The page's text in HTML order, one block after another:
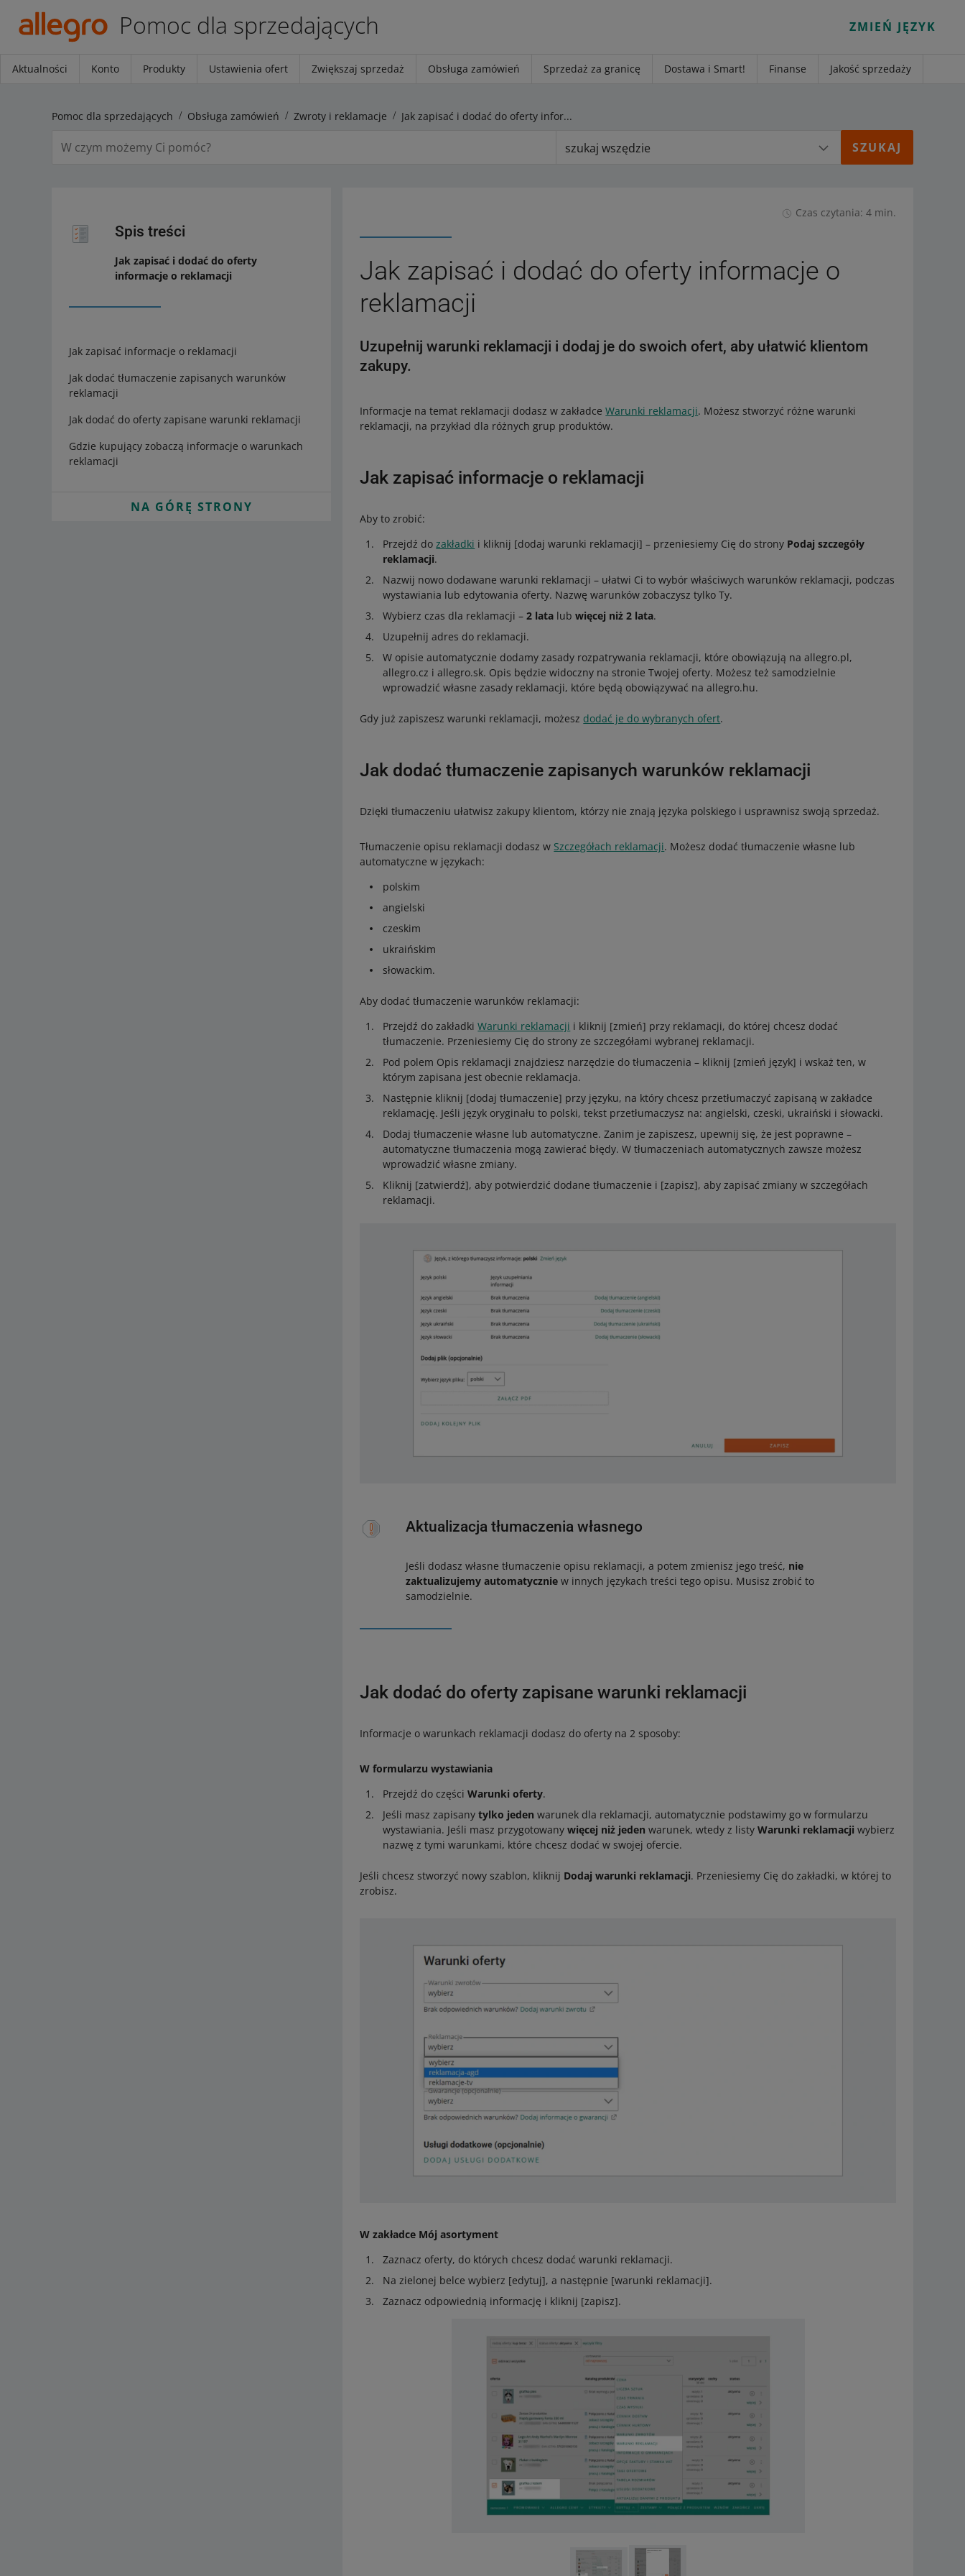
Pomoc dla sprzedających ZMIEŃ JĘZYK
Aktualności Konto Produkty Ustawienia ofert Zwiększaj sprzedaż Obsługa zamówień Sprzedaż za granicę Dostawa i Smart! Finanse Jakość sprzedaży
Pomoc dla sprzedających Obsługa zamówień Zwroty i reklamacje Jak zapisać i dodać do oferty informacje o reklamacji
szukaj wszędzie
Spis treści
Jak zapisać i dodać do oferty
informacje o reklamacji
Jak zapisać informacje o reklamacji
Jak dodać tłumaczenie zapisanych warunków
reklamacji
Jak dodać do oferty zapisane warunki reklamacji
Gdzie kupujący zobaczą informacje o warunkach
reklamacji
NA GÓRĘ STRONY
Czas czytania: 4 min.
Jak zapisać i dodać do oferty informacje o
reklamacji
Uzupełnij warunki reklamacji i dodaj je do swoich ofert, aby ułatwić klientom
zakupy.
Informacje na temat reklamacji dodasz w zakładceWarunki reklamacji. Możesz stworzyć różne warunki
reklamacji, na przykład dla różnych grup produktów.
Jak zapisać informacje o reklamacji
Aby to zrobić:
Przejdź dozakładki i kliknij [dodaj warunki reklamacji] – przeniesiemy Cię do strony Podaj szczegóły
reklamacji.
Nazwij nowo dodawane warunki reklamacji – ułatwi Ci to wybór właściwych warunków reklamacji, podczas
wystawiania lub edytowania oferty. Nazwę warunków zobaczysz tylko Ty.
Wybierz czas dla reklamacji –2 lata lubwięcej niż 2 lata.
Uzupełnij adres do reklamacji.
W opisie automatycznie dodamy zasady rozpatrywania reklamacji, które obowiązują na allegro.pl,
allegro.cz i allegro.sk. Opis będzie widoczny na stronie Twojej oferty. Możesz też samodzielnie
wprowadzić własne zasady reklamacji, które będą obowiązywać na allegro.hu.
Gdy już zapiszesz warunki reklamacji, możesz dodać je do wybranych ofert.
Jak dodać tłumaczenie zapisanych warunków reklamacji
Dzięki tłumaczeniu ułatwisz zakupy klientom, którzy nie znają języka polskiego i usprawnisz swoją sprzedaż.
Tłumaczenie opisu reklamacji dodasz w Szczegółach reklamacji. Możesz dodać tłumaczenie własne lub
automatyczne w językach:
polskim
angielski
czeskim
ukraińskim
słowackim.
Aby dodać tłumaczenie warunków reklamacji:
Przejdź do zakładkiWarunki reklamacji i kliknij [zmień] przy reklamacji, do której chcesz dodać
tłumaczenie. Przeniesiemy Cię do strony ze szczegółami wybranej reklamacji.
Pod polem Opis reklamacji znajdziesz narzędzie do tłumaczenia – kliknij [zmień język] i wskaż ten, w
którym zapisana jest obecnie reklamacja.
Następnie kliknij [dodaj tłumaczenie] przy języku, na który chcesz przetłumaczyć zapisaną w zakładce
reklamację. Jeśli język oryginału to polski, tekst przetłumaczysz na: angielski, czeski, ukraiński i słowacki.
Dodaj tłumaczenie własne lub automatyczne. Zanim je zapiszesz, upewnij się, że jest poprawne –
automatyczne tłumaczenia mogą zawierać błędy. W tłumaczeniach automatycznych zawsze możesz
wprowadzić własne zmiany.
Kliknij [zatwierdź], aby potwierdzić dodane tłumaczenie i [zapisz], aby zapisać zmiany w szczegółach
reklamacji.
Aktualizacja tłumaczenia własnego
Jeśli dodasz własne tłumaczenie opisu reklamacji, a potem zmienisz jego treść, nie
zaktualizujemy automatycznie w innych językach treści tego opisu. Musisz zrobić to
samodzielnie.
Jak dodać do oferty zapisane warunki reklamacji
Informacje o warunkach reklamacji dodasz do oferty na 2 sposoby:
W formularzu wystawiania
Przejdź do częściWarunki oferty.
Jeśli masz zapisanytylko jeden warunek dla reklamacji, automatycznie podstawimy go w formularzu
wystawiania. Jeśli masz przygotowanywięcej niż jeden warunek, wtedy z listyWarunki reklamacji wybierz
nazwę z tymi warunkami, które chcesz dodać w swojej ofercie.
Jeśli chcesz stworzyć nowy szablon, kliknij Dodaj warunki reklamacji. Przeniesiemy Cię do zakładki, w której to
zrobisz.
W zakładce Mój asortyment
Zaznacz oferty, do których chcesz dodać warunki reklamacji.
Na zielonej belce wybierz [edytuj], a następnie [warunki reklamacji].
Zaznacz odpowiednią informację i kliknij [zapisz].